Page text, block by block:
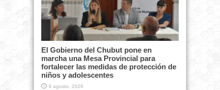
El Gobierno del Chubut pone en
marcha una Mesa Provincial para
fortalecer las medidas de protección de
niños y adolescentes
9 agosto, 2026